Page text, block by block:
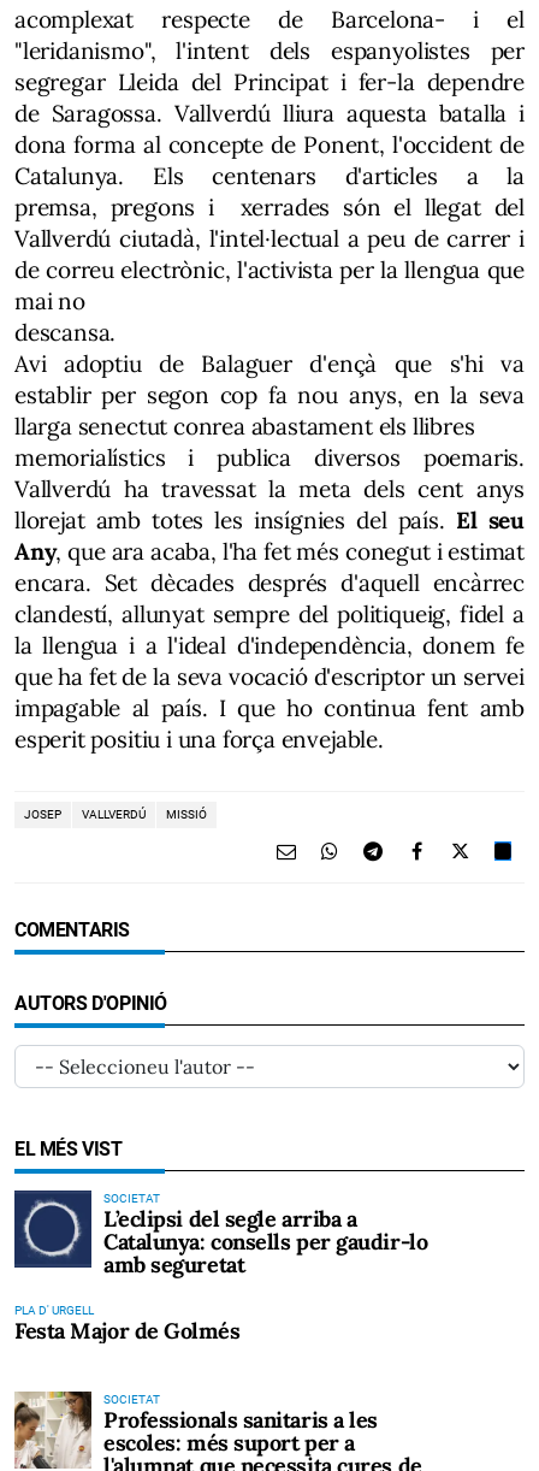
acomplexat respecte de Barcelona- i el
"leridanismo", l'intent dels espanyolistes per
segregar Lleida del Principat i fer-la dependre
de Saragossa. Vallverdú lliura aquesta batalla i
dona forma al concepte de Ponent, l'occident de
Catalunya. Els centenars d'articles a la
premsa, pregons i xerrades són el llegat del
Vallverdú ciutadà, l'intel·lectual a peu de carrer i
de correu electrònic, l'activista per la llengua que
mai no
descansa.
Avi adoptiu de Balaguer d'ençà que s'hi va
establir per segon cop fa nou anys, en la seva
llarga senectut conrea abastament els llibres
memorialístics i publica diversos poemaris.
Vallverdú ha travessat la meta dels cent anys
llorejat amb totes les insígnies del país. El seu
Any, que ara acaba, l'ha fet més conegut i estimat
encara. Set dècades després d'aquell encàrrec
clandestí, allunyat sempre del politiqueig, fidel a
la llengua i a l'ideal d'independència, donem fe
que ha fet de la seva vocació d'escriptor un servei
impagable al país. I que ho continua fent amb
esperit positiu i una força envejable.
JOSEP VALLVERDÚ MISSIÓ
COMENTARIS
AUTORS D'OPINIÓ
EL MÉS VIST
SOCIETAT
L’eclipsi del segle arriba a
Catalunya: consells per gaudir-lo
amb seguretat
PLA D' URGELL
Festa Major de Golmés
SOCIETAT
Professionals sanitaris a les
escoles: més suport per a
l'alumnat que necessita cures de